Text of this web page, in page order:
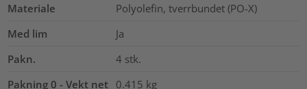
Materiale
Polyolefin, tverrbundet (PO-X)
Med lim
Ja
Pakn.
4 stk.
Pakning 0 - Vekt net 0.415 kg